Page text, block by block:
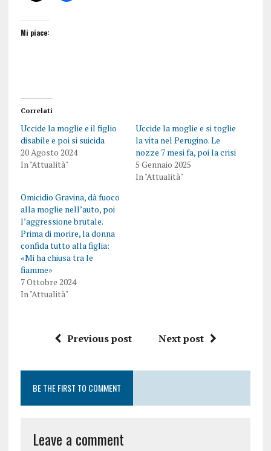
Mi piace:
Correlati
Uccide la moglie e il figlio
disabile e poi si suicida
20 Agosto 2024
In "Attualità"
Uccide la moglie e si toglie
la vita nel Perugino. Le
nozze 7 mesi fa, poi la crisi
5 Gennaio 2025
In "Attualità"
Omicidio Gravina, dà fuoco
alla moglie nell’auto, poi
l’aggressione brutale.
Prima di morire, la donna
confida tutto alla figlia:
«Mi ha chiusa tra le
fiamme»
7 Ottobre 2024
In "Attualità"
Previous post Next post
BE THE FIRST TO COMMENT
Leave a comment